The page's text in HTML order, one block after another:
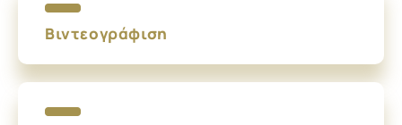
Βιντεογράφιση